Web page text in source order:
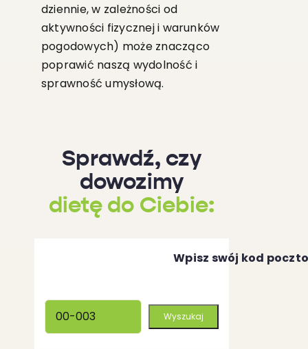
dziennie, w zależności od
aktywności fizycznej i warunków
pogodowych) może znacząco
poprawić naszą wydolność i
sprawność umysłową.
Sprawdź, czy
dowozimy
dietę do Ciebie:
Wpisz swój kod